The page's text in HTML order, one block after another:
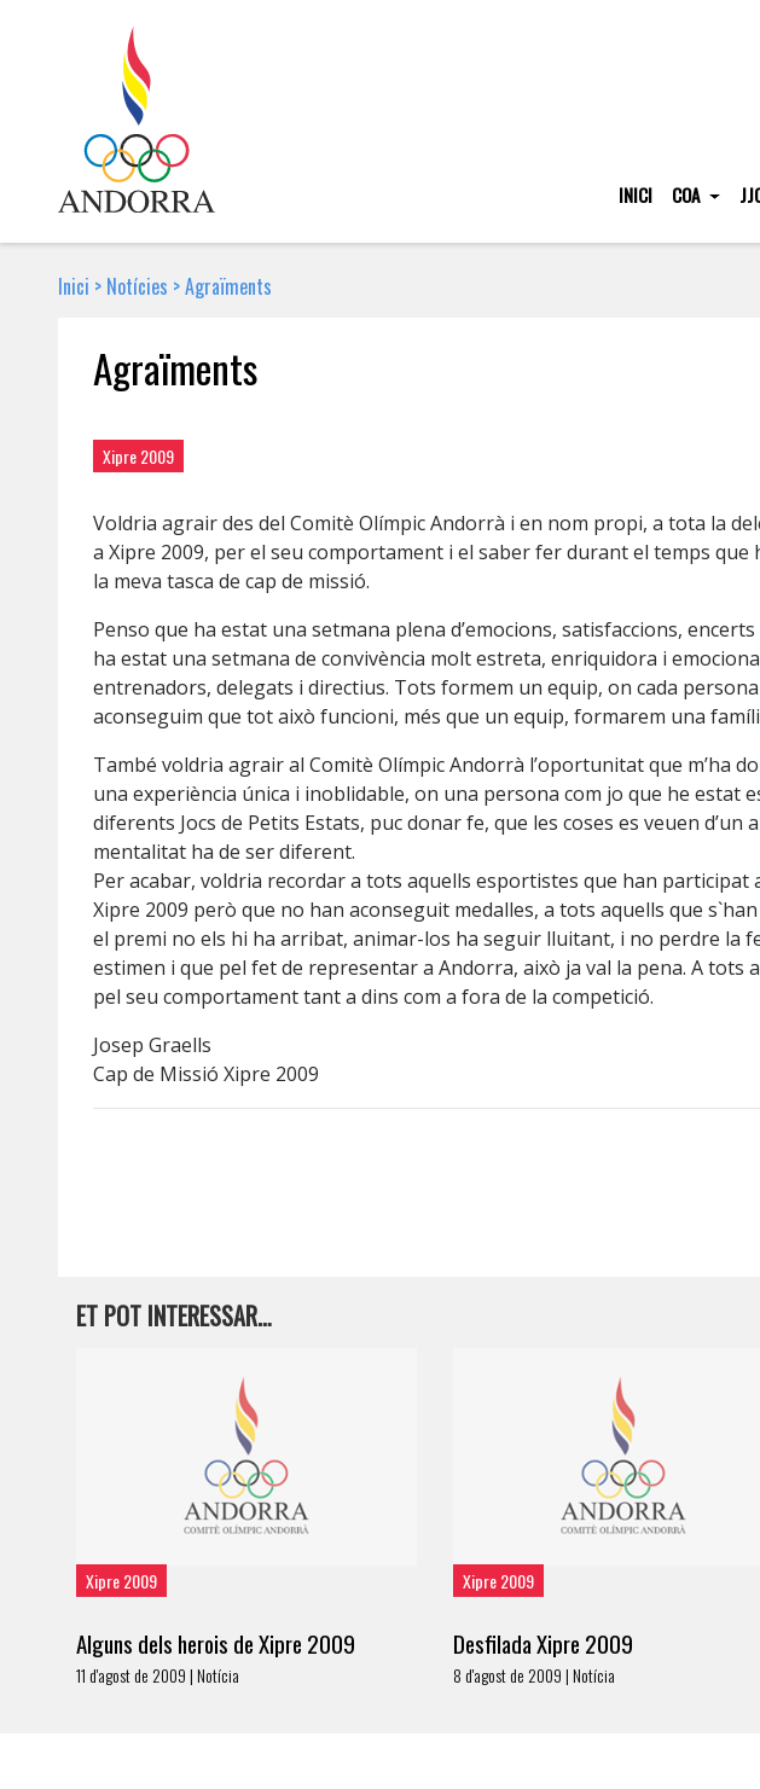
INICI COA
Inici > Notícies >Agraïments
Agraïments
Xipre 2009
Voldria agrair des del Comitè Olímpic Andorrà i en nom propi, a tota la
a Xipre 2009, per el seu comportament i el saber fer durant el temps
la meva tasca de cap de missió.
Penso que ha estat una setmana plena d’emocions, satisfaccions,
ha estat una setmana de convivència molt estreta, enriquidora i
entrenadors, delegats i directius. Tots formem un equip, on cada
aconseguim que tot això funcioni, més que un equip, formarem una
També voldria agrair al Comitè Olímpic Andorrà l’oportunitat que m’ha
una experiència única i inoblidable, on una persona com jo que he estat
diferents Jocs de Petits Estats, puc donar fe, que les coses es veuen
mentalitat ha de ser diferent.
Per acabar, voldria recordar a tots aquells esportistes que han participat
Xipre 2009 però que no han aconseguit medalles, a tots aquells que
el premi no els hi ha arribat, animar-los ha seguir lluitant, i no perdre la
estimen i que pel fet de representar a Andorra, això ja val la pena. A tots
pel seu comportament tant a dins com a fora de la competició.
Josep Graells
Cap de Missió Xipre 2009
ET POT INTERESSAR…
Xipre 2009
Alguns dels herois de Xipre 2009
11 d'agost de 2009 | Notícia
Xipre 2009
Desfilada Xipre 2009
8 d'agost de 2009 | Notícia